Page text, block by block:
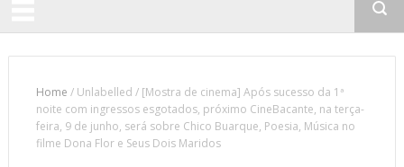
Home /Unlabelled / [Mostra de cinema] Após sucesso da 1ª
noite com ingressos esgotados, próximo CineBacante, na terça-
feira, 9 de junho, será sobre Chico Buarque, Poesia, Música no
filme Dona Flor e Seus Dois Maridos